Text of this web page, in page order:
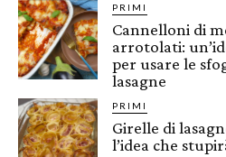
PRIMI
Cannelloni di
arrotolati:
per usare le
lasagne
PRIMI
Girelle di
l’idea che